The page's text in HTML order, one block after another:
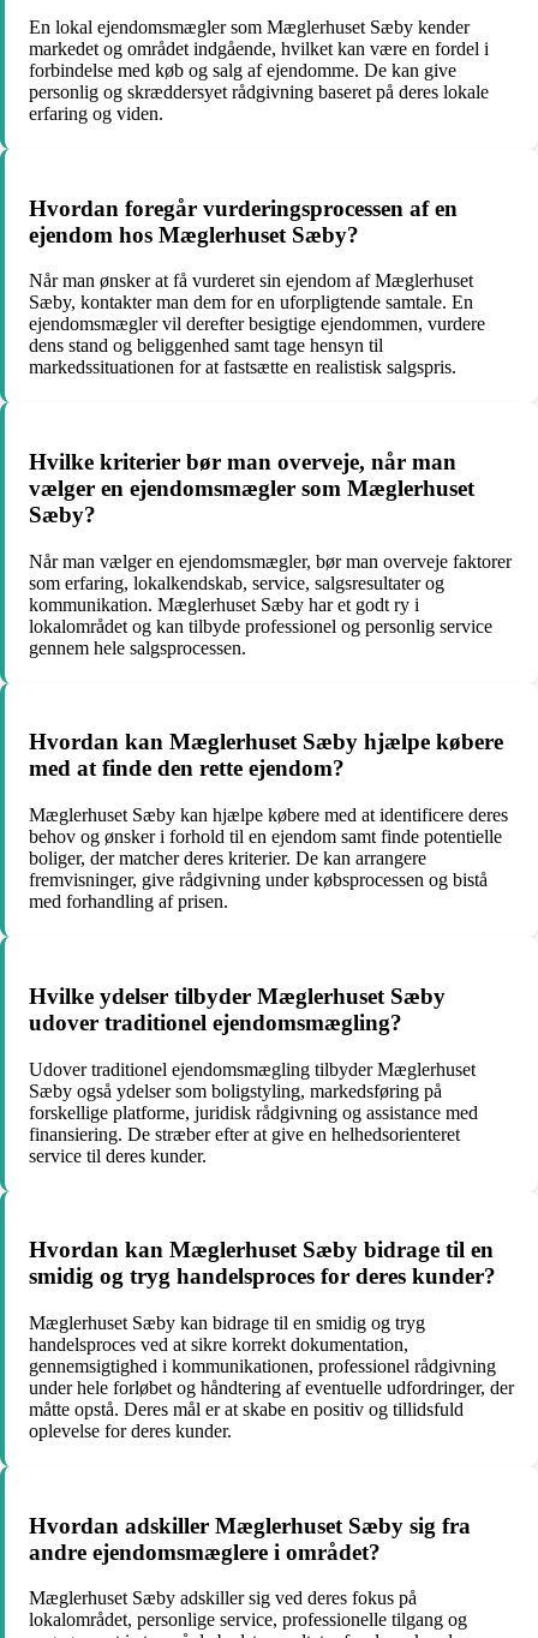
En lokal ejendomsmægler som Mæglerhuset Sæby kender
markedet og området indgående, hvilket kan være en fordel i
forbindelse med køb og salg af ejendomme. De kan give
personlig og skræddersyet rådgivning baseret på deres lokale
erfaring og viden.
Hvordan foregår vurderingsprocessen af en
ejendom hos Mæglerhuset Sæby?
Når man ønsker at få vurderet sin ejendom af Mæglerhuset
Sæby, kontakter man dem for en uforpligtende samtale. En
ejendomsmægler vil derefter besigtige ejendommen, vurdere
dens stand og beliggenhed samt tage hensyn til
markedssituationen for at fastsætte en realistisk salgspris.
Hvilke kriterier bør man overveje, når man
vælger en ejendomsmægler som Mæglerhuset
Sæby?
Når man vælger en ejendomsmægler, bør man overveje faktorer
som erfaring, lokalkendskab, service, salgsresultater og
kommunikation. Mæglerhuset Sæby har et godt ry i
lokalområdet og kan tilbyde professionel og personlig service
gennem hele salgsprocessen.
Hvordan kan Mæglerhuset Sæby hjælpe købere
med at finde den rette ejendom?
Mæglerhuset Sæby kan hjælpe købere med at identificere deres
behov og ønsker i forhold til en ejendom samt finde potentielle
boliger, der matcher deres kriterier. De kan arrangere
fremvisninger, give rådgivning under købsprocessen og bistå
med forhandling af prisen.
Hvilke ydelser tilbyder Mæglerhuset Sæby
udover traditionel ejendomsmægling?
Udover traditionel ejendomsmægling tilbyder Mæglerhuset
Sæby også ydelser som boligstyling, markedsføring på
forskellige platforme, juridisk rådgivning og assistance med
finansiering. De stræber efter at give en helhedsorienteret
service til deres kunder.
Hvordan kan Mæglerhuset Sæby bidrage til en
smidig og tryg handelsproces for deres kunder?
Mæglerhuset Sæby kan bidrage til en smidig og tryg
handelsproces ved at sikre korrekt dokumentation,
gennemsigtighed i kommunikationen, professionel rådgivning
under hele forløbet og håndtering af eventuelle udfordringer, der
måtte opstå. Deres mål er at skabe en positiv og tillidsfuld
oplevelse for deres kunder.
Hvordan adskiller Mæglerhuset Sæby sig fra
andre ejendomsmæglere i området?
Mæglerhuset Sæby adskiller sig ved deres fokus på
lokalområdet, personlige service, professionelle tilgang og